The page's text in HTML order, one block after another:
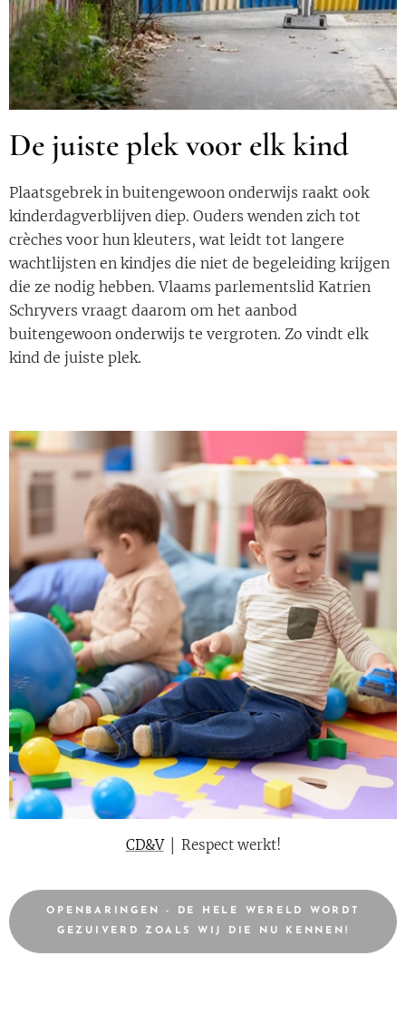
De juiste plek voor elk kind
Plaatsgebrek in buitengewoon onderwijs raakt ook
kinderdagverblijven diep. Ouders wenden zich tot
crèches voor hun kleuters, wat leidt tot langere
wachtlijsten en kindjes die niet de begeleiding krijgen
die ze nodig hebben. Vlaams parlementslid Katrien
Schryvers vraagt daarom om het aanbod
buitengewoon onderwijs te vergroten. Zo vindt elk
kind de juiste plek.
CD&V│ Respect werkt!
OPENBARINGEN - DE HELE WERELD WORDT
GEZUIVERD ZOALS WIJ DIE NU KENNEN!